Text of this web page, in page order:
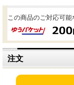
この商品のご対応可
注文